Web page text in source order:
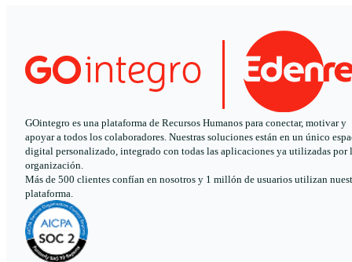
GOintegro es una plataforma de Recursos Humanos para conectar, motivar y
apoyar a todos los colaboradores. Nuestras soluciones están en un único
digital personalizado, integrado con todas las aplicaciones ya utilizadas por
organización.
Más de 500 clientes confían en nosotros y 1 millón de usuarios utilizan
plataforma.